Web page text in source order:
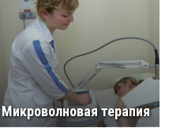
Микроволновая терапия